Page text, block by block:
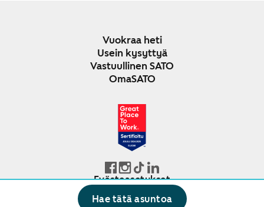
Hae tätä asuntoa
Vuokraa heti
Usein kysyttyä
Vastuullinen SATO
OmaSATO
JOULU 2024-2025
SUOMI
Evästeasetukset